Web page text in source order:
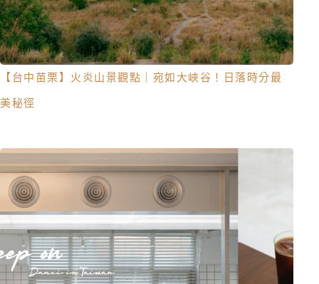
【台中苗栗】火炎山景觀點｜宛如大峽谷！日落時分最
美秘徑